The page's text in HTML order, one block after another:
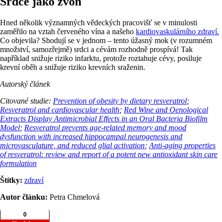
Hned několik významných vědeckých pracovišť se v minulosti
zaměřilo na vztah červeného vína a našeho kardiovaskulárního zdraví.
Co objevila? Shodují se v jednom – tento úžasný mok (v rozumném
množství, samozřejmě) srdci a cévám rozhodně prospívá! Tak
například snižuje riziko infarktu, protože roztahuje cévy, posiluje
krevní oběh a snižuje riziko krevních sraženin.
Autorský článek
Citované studie: Prevention of obesity by dietary resveratrol;
Resveratrol and cardiovascular health; Red Wine and Oenological
Extracts Display Antimicrobial Effects in an Oral Bacteria Biofilm
Model; Resveratrol prevents age-related memory and mood
dysfunction with increased hippocampal neurogenesis and
microvasculature, and reduced glial activation; Anti-aging properties
of resveratrol: review and report of a potent new antioxidant skin care
formulation
Štítky: zdraví
Autor článku: Petra Chmelová